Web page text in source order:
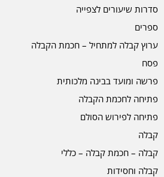
סדרות שיעורים לצפייה
ספרים
ערוץ קבלה למתחיל – חכמת הקבלה
פסח
פרשה ומועד בבינה מלכותית
פתיחה לחכמת הקבלה
פתיחה לפירוש הסולם
קבלה
קבלה – חכמת קבלה – כללי
קבלה וחסידות